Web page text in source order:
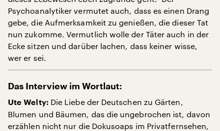
Psychoanalytiker vermutet auch, dass es einen Drang
gebe, die Aufmerksamkeit zu genießen, die dieser Tat
nun zukomme. Vermutlich wolle der Täter auch in der
Ecke sitzen und darüber lachen, dass keiner wisse,
wer er sei.
Das Interview im Wortlaut:
Ute Welty: Die Liebe der Deutschen zu Gärten,
Blumen und Bäumen, das die ungebrochen ist, davon
erzählen nicht nur die Dokusoaps im Privatfernsehen,